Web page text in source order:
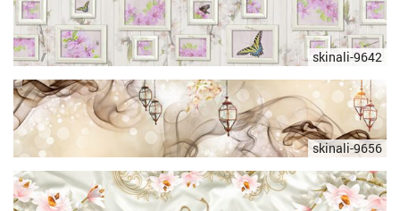
skinali-9642
skinali-9656